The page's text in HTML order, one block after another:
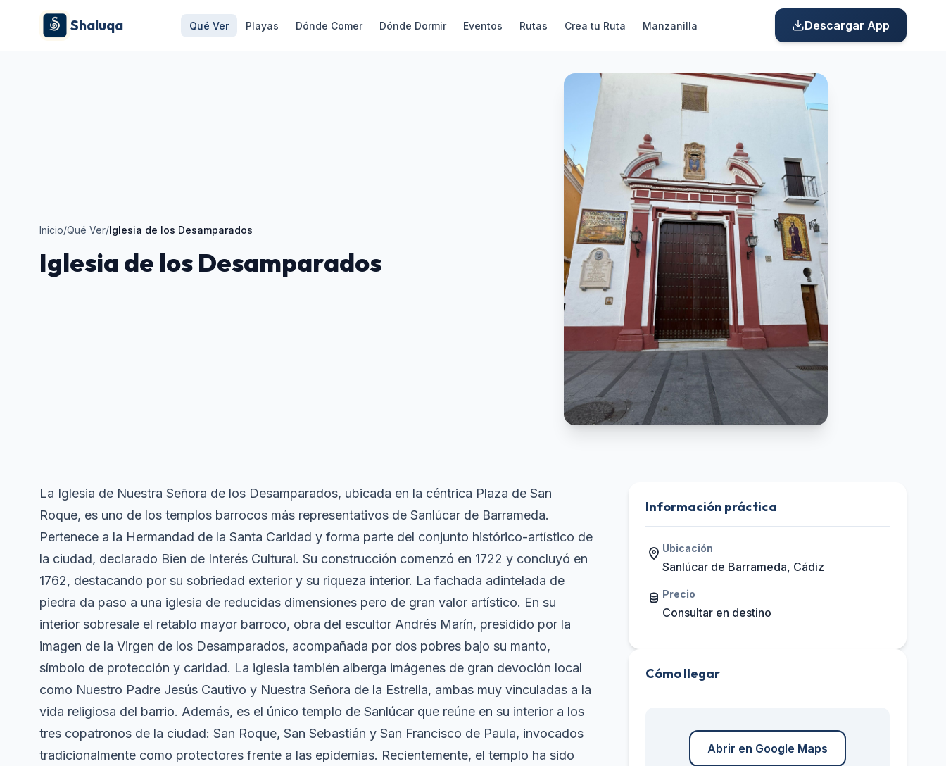
Shaluqa Qué Ver Playas Dónde Comer Dónde Dormir Eventos Rutas Crea tu Ruta Manzanilla Descargar App
Inicio/Qué Ver/Iglesia de los Desamparados
Iglesia de los Desamparados
La Iglesia de Nuestra Señora de los Desamparados, ubicada en la céntrica Plaza de San
Roque, es uno de los templos barrocos más representativos de Sanlúcar de Barrameda.
Pertenece a la Hermandad de la Santa Caridad y forma parte del conjunto histórico-artístico de
la ciudad, declarado Bien de Interés Cultural. Su construcción comenzó en 1722 y concluyó en
1762, destacando por su sobriedad exterior y su riqueza interior. La fachada adintelada de
piedra da paso a una iglesia de reducidas dimensiones pero de gran valor artístico. En su
interior sobresale el retablo mayor barroco, obra del escultor Andrés Marín, presidido por la
imagen de la Virgen de los Desamparados, acompañada por dos pobres bajo su manto,
símbolo de protección y caridad. La iglesia también alberga imágenes de gran devoción local
como Nuestro Padre Jesús Cautivo y Nuestra Señora de la Estrella, ambas muy vinculadas a la
vida religiosa del barrio. Además, es el único templo de Sanlúcar que reúne en su interior a los
tres copatronos de la ciudad: San Roque, San Sebastián y San Francisco de Paula, invocados
tradicionalmente como protectores frente a las epidemias. Recientemente, el templo ha sido
Información práctica
Ubicación
Sanlúcar de Barrameda, Cádiz
Precio
Consultar en destino
Cómo llegar
Abrir en Google Maps